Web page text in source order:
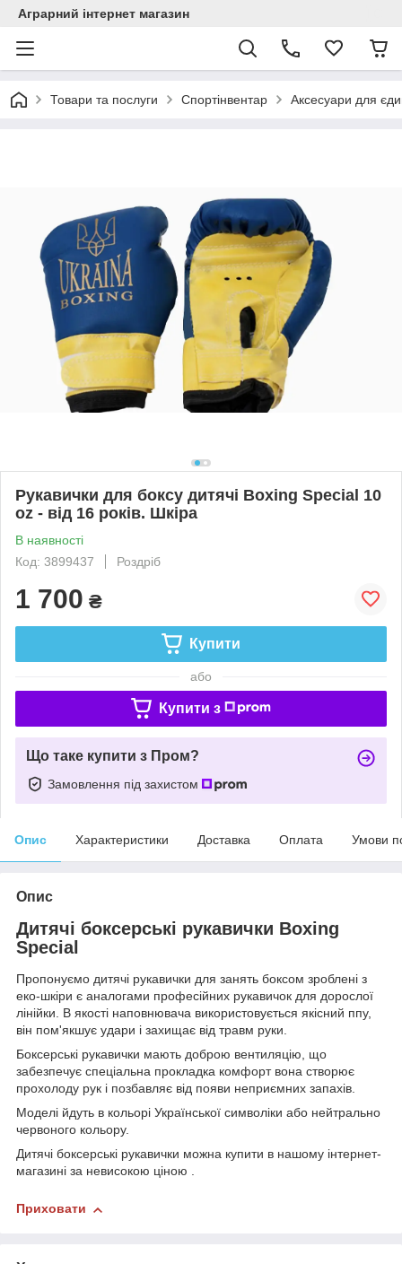
Аграрний інтернет магазин
Товари та послуги Спортінвентар Аксесуари для
Рукавички для боксу дитячі Boxing Special 10
oz - від 16 років. Шкіра
В наявності
Код: 3899437
Роздріб
1 700 ₴
Купити
або
Купити з
Що таке купити з Пром?
Замовлення під захистом
Опис Характеристики Доставка Оплата Умови
Опис
Дитячі боксерські рукавички Boxing
Special
Пропонуємо дитячі рукавички для занять боксом зроблені з
еко-шкіри є аналогами професійних рукавичок для дорослої
лінійки. В якості наповнювача використовується якісний ппу,
він пом'якшує удари і захищає від травм руки.
Боксерські рукавички мають доброю вентиляцію, що
забезпечує спеціальна прокладка комфорт вона створює
прохолоду рук і позбавляє від появи неприємних запахів.
Моделі йдуть в кольорі Української символіки або нейтрально
червоного кольору.
Дитячі боксерські рукавички можна купити в нашому інтернет-
магазині за невисокою ціною .
Приховати